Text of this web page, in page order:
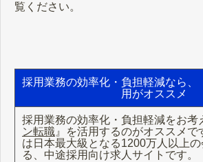
覧ください。
採用業務の効率化・負担軽減なら、
用がオススメ
採用業務の効率化・負担軽減をお考
ン転職 』を活用するのがオススメで
は日本最大級となる1200万人以上
る、中途採用向け求人サイトです。